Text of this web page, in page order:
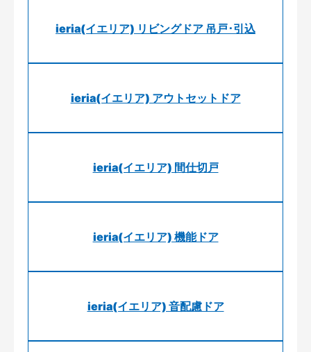
ieria(イエリア) リビングドア 吊戸･引込
ieria(イエリア) アウトセットドア
ieria(イエリア) 間仕切戸
ieria(イエリア) 機能ドア
ieria(イエリア) 音配慮ドア